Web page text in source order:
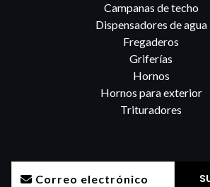
Campanas de techo
Dispensadores de agua
Fregaderos
Griferías
Hornos
Hornos para exterior
Trituradores